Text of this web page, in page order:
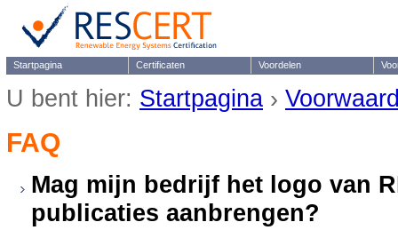
Startpagina Certificaten Voordelen
U bent hier: Startpagina ›
FAQ
Mag mijn bedrijf het logo van
publicaties aanbrengen?